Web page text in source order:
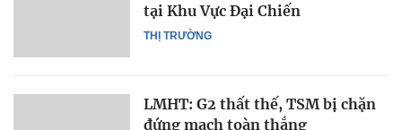
THỊ TRƯỜNG
tại Khu Vực Đại Chiến
LMHT: G2 thất thế, TSM bị chặn
đứng mạch toàn thắng